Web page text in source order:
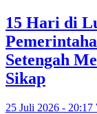
15 Hari di
Setengah
Sikap
25 Juli 2026 -